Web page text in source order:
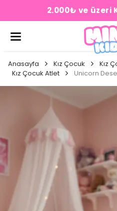
2.000₺ ve üzeri
Anasayfa Kız Çocuk
Kız
Kız Çocuk Atlet
Unicorn